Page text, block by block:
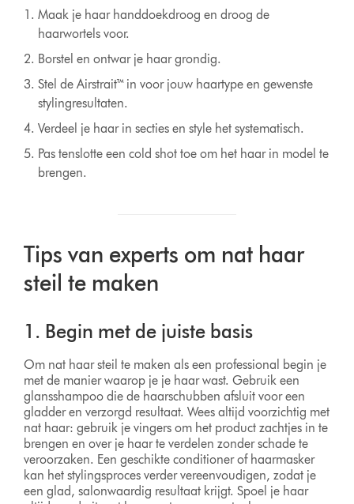
Maak je haar handdoekdroog en droog de
haarwortels voor.
Borstel en ontwar je haar grondig.
Stel de Airstrait™ in voor jouw haartype en gewenste
stylingresultaten.
Verdeel je haar in secties en style het systematisch.
Pas tenslotte een cold shot toe om het haar in model te
brengen.
Tips van experts om nat haar
steil te maken
1. Begin met de juiste basis
Om nat haar steil te maken als een professional begin je
met de manier waarop je je haar wast. Gebruik een
glansshampoo die de haarschubben afsluit voor een
gladder en verzorgd resultaat. Wees altijd voorzichtig met
nat haar: gebruik je vingers om het product zachtjes in te
brengen en over je haar te verdelen zonder schade te
veroorzaken. Een geschikte conditioner of haarmasker
kan het stylingsproces verder vereenvoudigen, zodat je
een glad, salonwaardig resultaat krijgt. Spoel je haar